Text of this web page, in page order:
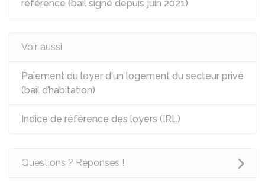
référence (bail signé depuis juin 2021)
Voir aussi
Paiement du loyer d'un logement du secteur privé
(bail d’habitation)
Indice de référence des loyers (IRL)
Questions ? Réponses !